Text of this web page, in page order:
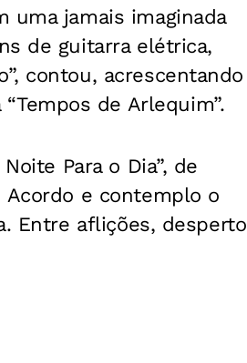
uma jamais imaginada
de guitarra elétrica,
contou, acrescentando
de Arlequim”.
Para o Dia”, de
Acordo e contemplo o
Entre aflições, desperto